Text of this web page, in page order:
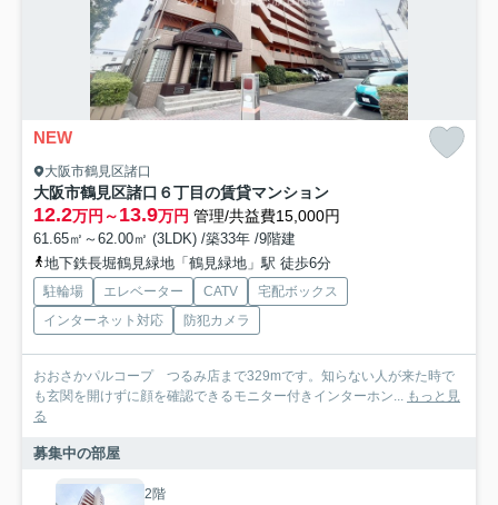
NEW
大阪市鶴見区諸口
大阪市鶴見区諸口６丁目の賃貸マンション
12.2万円～13.9万円 管理/共益費15,000円
61.65㎡～62.00㎡ (3LDK) /築33年 /9階建
地下鉄長堀鶴見緑地「鶴見緑地」駅 徒歩6分
駐輪場 エレベーター CATV
宅配ボックス
インターネット対応
防犯カメラ
おおさかパルコープ つるみ店まで329mです。知らない人が来た時で
も玄関を開けずに顔を確認できるモニター付きインターホン...
もっと見
る
募集中の部屋
2階